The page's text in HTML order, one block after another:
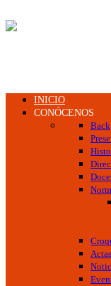
INICIO
CONÓCENOS
Back